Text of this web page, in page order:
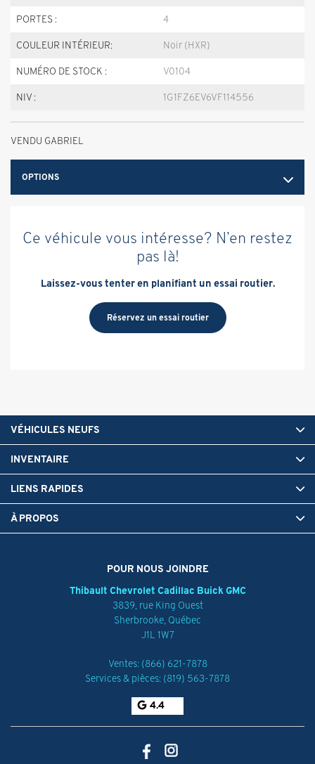
PORTES : 4
COULEUR INTÉRIEUR: Noir (HXR)
NUMÉRO DE STOCK : V0104
NIV : 1G1FZ6EV6VF114556
VENDU GABRIEL
OPTIONS
Ce véhicule vous intéresse? N’en restez
pas là!
Laissez-vous tenter en planifiant un essai routier.
Réservez un essai routier
POUR NOUS JOINDRE
Thibault Chevrolet Cadillac Buick GMC
3839, rue King Ouest
Sherbrooke, Québec
J1L 1W7
Ventes: (866) 621-7878
Services & pièces: (819) 563-7878
4.4
VÉHICULES NEUFS
INVENTAIRE
LIENS RAPIDES
À PROPOS